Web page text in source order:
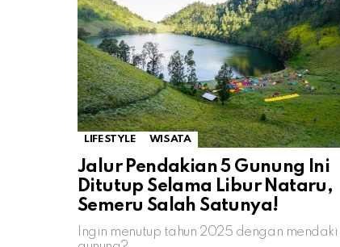
LIFESTYLE WISATA
Jalur Pendakian 5 Gunung Ini
Ditutup Selama Libur Nataru,
Semeru Salah Satunya!
Ingin menutup tahun 2025 dengan mendaki